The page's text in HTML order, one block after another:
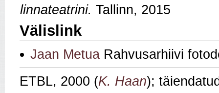
linnateatrini. Tallinn, 2015
Välislink
Jaan Metua Rahvusarhiivi
ETBL, 2000 (K. Haan);